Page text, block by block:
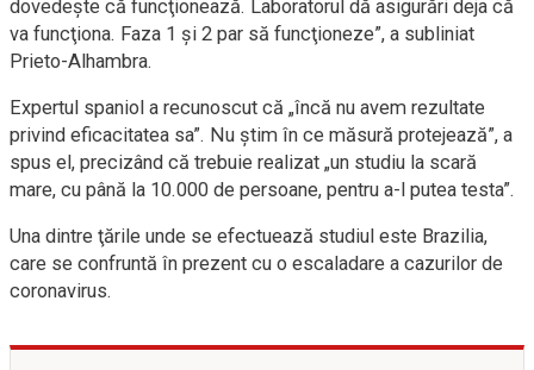
dovedeşte că funcţionează. Laboratorul dă asigurări deja că
va funcţiona. Faza 1 şi 2 par să funcţioneze”, a subliniat
Prieto-Alhambra.
Expertul spaniol a recunoscut că „încă nu avem rezultate
privind eficacitatea sa”. Nu ştim în ce măsură protejează”, a
spus el, precizând că trebuie realizat „un studiu la scară
mare, cu până la 10.000 de persoane, pentru a-l putea testa”.
Una dintre ţările unde se efectuează studiul este Brazilia,
care se confruntă în prezent cu o escaladare a cazurilor de
coronavirus.